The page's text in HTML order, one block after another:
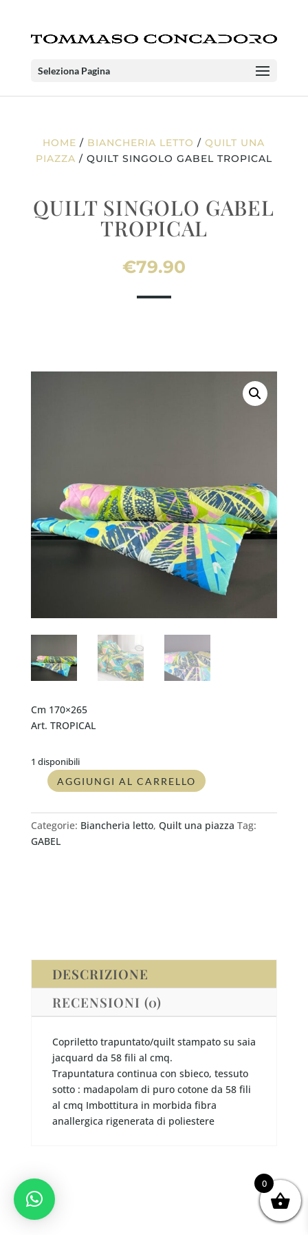
Seleziona Pagina
HOME / BIANCHERIA LETTO /QUILT UNA
PIAZZA / QUILT SINGOLO GABEL TROPICAL
QUILT SINGOLO GABEL
TROPICAL
€79.90
Cm 170×265
Art. TROPICAL
1 disponibili
Quilt
Gabel
TROPICAL
AGGIUNGI AL CARRELLO
Categorie: Biancheria letto, Quilt una piazza Tag:
GABEL
DESCRIZIONE
RECENSIONI (0)
Copriletto trapuntato/quilt stampato su saia
jacquard da 58 fili al cmq.
Trapuntatura continua con sbieco, tessuto
sotto : madapolam di puro cotone da 58 fili
al cmq Imbottitura in morbida fibra
anallergica rigenerata di poliestere
0